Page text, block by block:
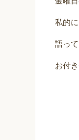
私的
語っ
お付